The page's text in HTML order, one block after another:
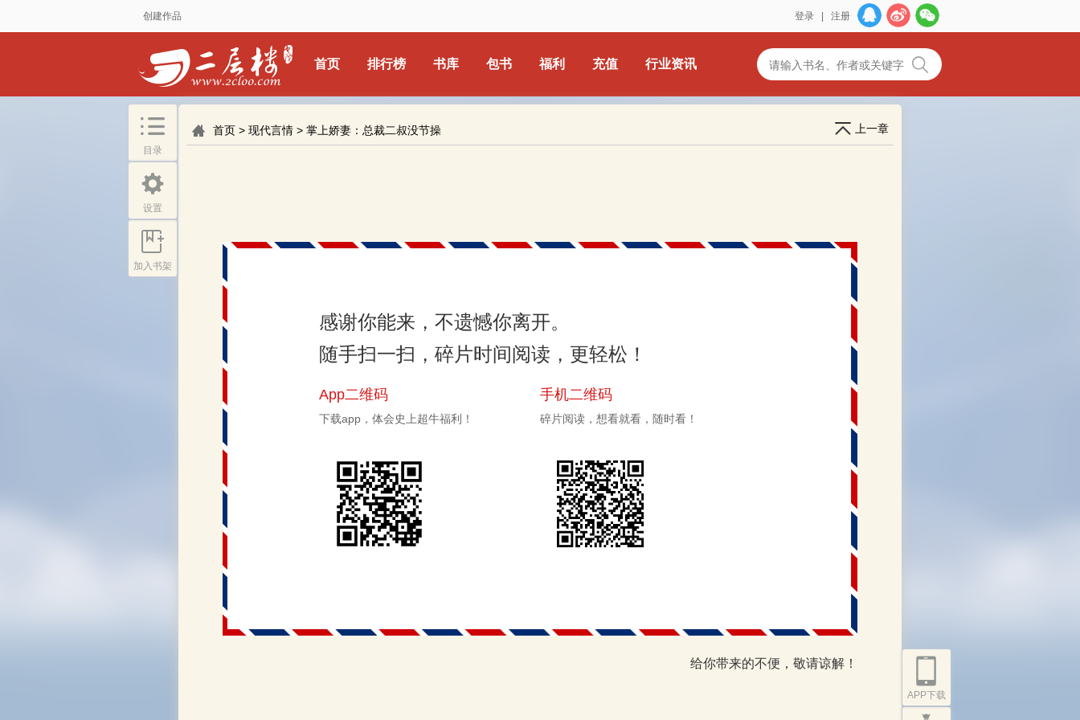
创建作品 登录 注册
首页 排行榜 书库 包书 福利 充值 行业资讯
首页 > 现代言情 > 掌上娇妻：总裁二叔没节操 上一章
感谢你能来，不遗憾你离开。
随手扫一扫，碎片时间阅读，更轻松！
App二维码
下载app，体会史上超牛福利！
手机二维码
碎片阅读，想看就看，随时看！
给你带来的不便，敬请谅解！
目录
设置
加入书架
APP下载